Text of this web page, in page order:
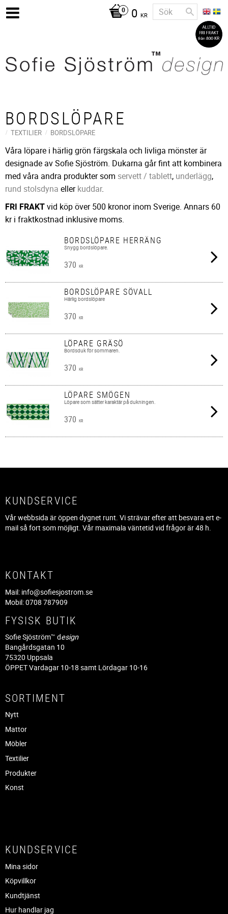
0 KR
BORDSLÖPARE
TEXTILIER BORDSLÖPARE
Våra löpare i härlig grön färgskala och livliga mönster är
designade av Sofie Sjöström. Dukarna går fint att kombinera
med våra andra produkter som servett / tablett, underlägg,
rund stolsdyna ellerkuddar.
FRI FRAKTvid köp över 500 kronor inom Sverige. Annars 60
kr i fraktkostnad inklusive moms.
BORDSLÖPARE HERRÄNG
Snygg bordslöpare.
370 KR
BORDSLÖPARE SÖVALL
Härlig bordslöpare
370 KR
LÖPARE GRÄSÖ
Bordsduk för sommaren.
370 KR
LÖPARE SMÖGEN
Löpare som sätter karaktär på dukningen.
370 KR
KUNDSERVICE
Vår webbsida är öppen dygnet runt. Vi strävar efter att besvara ert e-
mail så fort som möjligt. Vår maximala väntetid vid frågor är 48 h.
KONTAKT
Mail: info@sofiesjostrom.se
Mobil: 0708 787909
FYSISK BUTIK
Sofie Sjöström™ design
Bangårdsgatan 10
75320 Uppsala
ÖPPET Vardagar 10-18 samt Lördagar 10-16
SORTIMENT
Nytt
Mattor
Möbler
Textilier
Produkter
Konst
KUNDSERVICE
Mina sidor
Köpvillkor
Kundtjänst
Hur handlar jag